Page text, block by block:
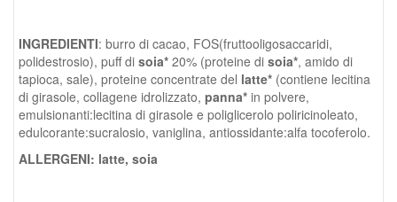
INGREDIENTI: burro di cacao, FOS(fruttooligosaccaridi,
polidestrosio), puff di soia* 20% (proteine di soia*, amido di
tapioca, sale), proteine concentrate del latte* (contiene lecitina
di girasole, collagene idrolizzato, panna* in polvere,
emulsionanti:lecitina di girasole e poliglicerolo poliricinoleato,
edulcorante:sucralosio, vaniglina, antiossidante:alfa tocoferolo.
ALLERGENI: latte, soia